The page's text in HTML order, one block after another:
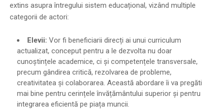
extins asupra întregului sistem educațional, vizând multiple
categorii de actori:
Elevii: Vor fi beneficiarii direcți ai unui curriculum
actualizat, conceput pentru a le dezvolta nu doar
cunoștințele academice, ci și competențele transversale,
precum gândirea critică, rezolvarea de probleme,
creativitatea și colaborarea. Această abordare îi va pregăti
mai bine pentru cerințele învățământului superior și pentru
integrarea eficientă pe piața muncii.